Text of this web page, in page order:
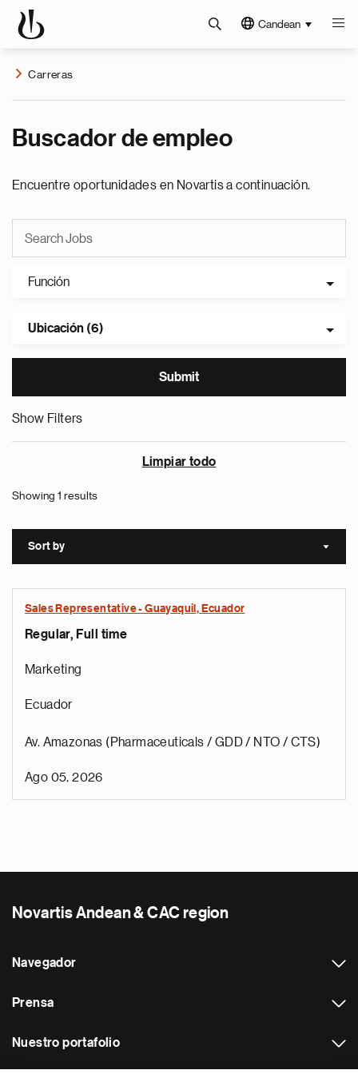
Candean
Carreras
Buscador de empleo
Encuentre oportunidades en Novartis a continuación.
Función
Ubicación (6)
Show Filters
Limpiar todo
Showing 1 results
Sort by Sort
Sales Representative - Guayaquil, Ecuador
Regular, Full time
Marketing
Ecuador
Av. Amazonas (Pharmaceuticals / GDD / NTO / CTS)
Ago 05, 2026
Novartis Andean & CAC region
Navegador
Prensa
Nuestro portafolio